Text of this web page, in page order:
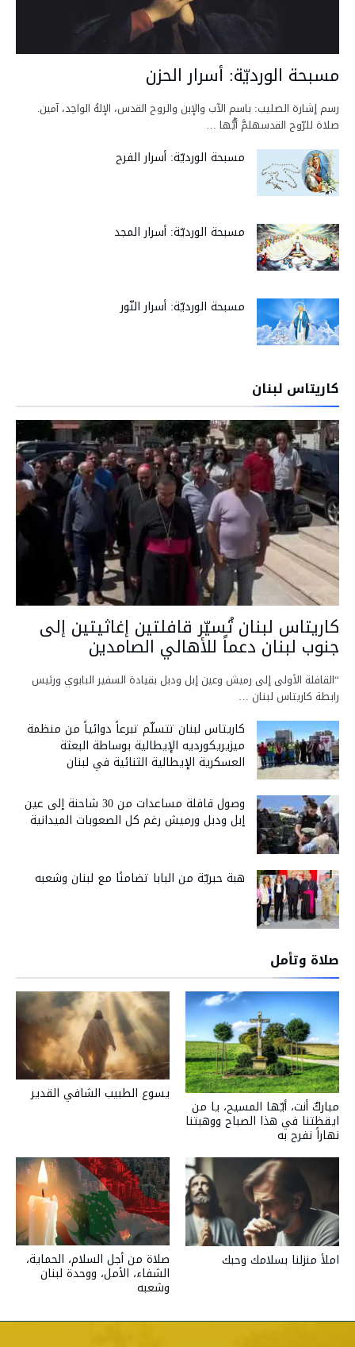
مسبحة الورديّة: أسرار الحزن
رسم إشارة الصليب: باسم الآب والإبن والروح القدس، الإلهُ الواحِد، آمين.
صلاة للرّوح القدسهلمَّ أيُّها …
مسبحة الورديّة: أسرار الفرح
مسبحة الورديّة: أسرار المجد
مسبحة الورديّة: أسرار النّور
كاريتاس لبنان
كاريتاس لبنان تُسيّر قافلتين إغاثيتين إلى
جنوب لبنان دعماً للأهالي الصامدين
“القافلة الأولى إلى رميش وعين إبل ودبل بقيادة السفير البابوي ورئيس
رابطة كاريتاس لبنان …
كاريتاس لبنان تتسلّم تبرعاً دوائياً من منظمة
ميزيريكورديه الإيطالية بوساطة البعثة
العسكرية الإيطالية الثنائية في لبنان
وصول قافلة مساعدات من 30 شاحنة إلى عين
إبل ودبل ورميش رغم كل الصعوبات الميدانية
هبة حبريّة من البابا تضامنًا مع لبنان وشعبه
صلاة وتأمل
يسوع الطبيب الشافي القدير
مباركٌ أنت، أيّها المسيح، يا من
ايقظتنا في هذا الصباح ووهبتنا
نهاراً نفرح به
صلاة من أجل السلام، الحماية،
الشفاء، الأمل، ووحدة لبنان
وشعبه
املأ منزلنا بسلامك وحبك